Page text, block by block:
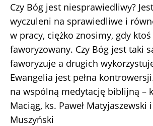
Czy Bóg jest niesprawiedliwy?
wyczuleni na sprawiedliwe i
w pracy, ciężko znosimy, gdy
faworyzowany. Czy Bóg jest taki
faworyzuje a drugich
Ewangelia jest pełna
na wspólną medytację biblijną –
Maciąg, ks. Paweł Matyjaszewski
Muszyński